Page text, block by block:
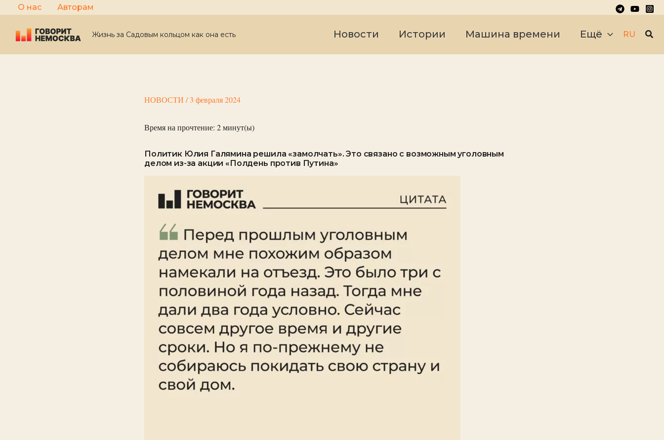
Перейти
к
содержимому
О нас Авторам
Жизнь за Садовым кольцом как она есть Новости Истории Машина времени Ещё RU
НОВОСТИ /3 февраля 2024
Время на прочтение: 2минут(ы)
Политик Юлия Галямина решила «замолчать». Это связано с возможным уголовным
делом из-за акции «Полдень против Путина»